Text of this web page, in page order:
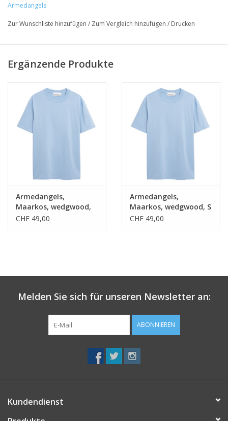
Armedangels
Zur Wunschliste hinzufügen / Zum Vergleich hinzufügen / Drucken
Ergänzende Produkte
Armedangels,
Maarkos, wedgwood,
XL
CHF 49,00
Armedangels,
Maarkos, wedgwood, S
CHF 49,00
Melden Sie sich für unseren Newsletter an:
ABONNIEREN
Kundendienst